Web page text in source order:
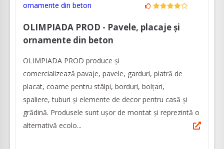
OLIMPIADA PROD - Pavele, placaje și
ornamente din beton
OLIMPIADA PROD produce și
comercializează pavaje, pavele, garduri, piatră de
placat, coame pentru stâlpi, borduri, bolțari,
spaliere, tuburi și elemente de decor pentru casă și
grădină. Produsele sunt ușor de montat și reprezintă o
alternativă ecolo...